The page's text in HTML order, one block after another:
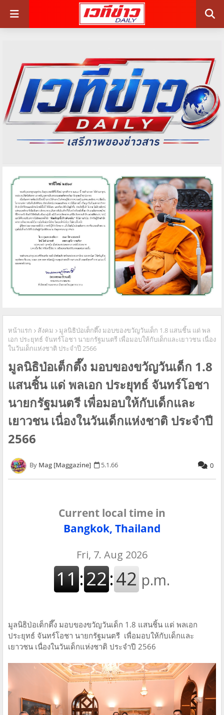
หน้าแรก สังคม
มูลนิธิป่อเต็กตึ๊ง มอบของขวัญวันเด็ก 1.8 แสนชิ้น แด่ พล
เอก ประยุทธ์ จันทร์โอชา นายกรัฐมนตรี เพื่อมอบให้กับเด็กและเยาวชน เนื่อง
ในวันเด็กแห่งชาติ ประจำปี 2566
มูลนิธิป่อเต็กตึ๊ง มอบของขวัญวันเด็ก 1.8
แสนชิ้น แด่ พลเอก ประยุทธ์ จันทร์โอชา
นายกรัฐมนตรี เพื่อมอบให้กับเด็กและ
เยาวชน เนื่องในวันเด็กแห่งชาติ ประจำปี
2566
Mag [Maggazine] 5.1.66 0
Current local time in
Bangkok, Thailand
มูลนิธิป่อเต็กตึ๊ง มอบของขวัญวันเด็ก 1.8 แสนชิ้น แด่ พลเอก
ประยุทธ์ จันทร์โอชา นายกรัฐมนตรี เพื่อมอบให้กับเด็กและ
เยาวชน เนื่องในวันเด็กแห่งชาติ ประจำปี 2566